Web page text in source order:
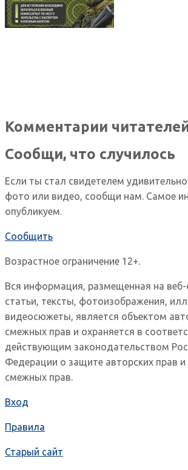
Комментарии
Сообщи, что случилось
Если ты стал свидетелем
фото или видео, сообщи нам. Самое
опубликуем.
Сообщить
Возрастное ограничение 12+.
Вся информация, размещенная на веб-
статьи, тексты, фотоизображения,
видеосюжеты, является объектом
смежных прав и охраняется в
действующим законодательством
Федерации о защите авторских прав
смежных прав.
Вход
Правила
Старый сайт